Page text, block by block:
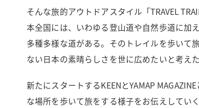
そんな旅的アウトドアスタイル「TRAVEL
本全国には、いわゆる登山道や自然歩道に加
多種多様な道がある。そのトレイルを歩いて
ない日本の素晴らしさを世に広めたいと考えた
新たにスタートするKEENとYAMAP
な場所を歩いて旅をする様子をお伝えしていく